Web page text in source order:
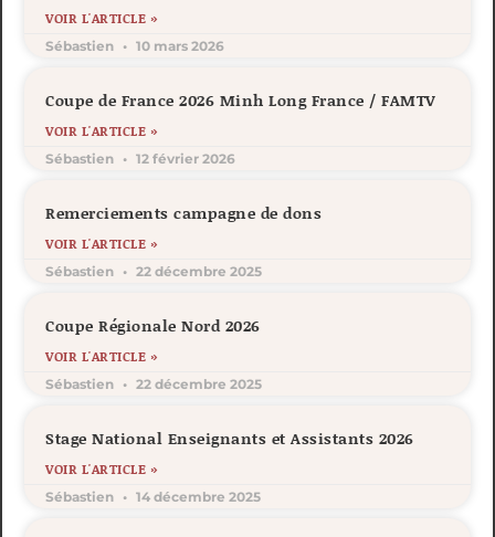
VOIR L'ARTICLE »
Sébastien 10 mars 2026
Coupe de France 2026 Minh Long France / FAMTV
VOIR L'ARTICLE »
Sébastien 12 février 2026
Remerciements campagne de dons
VOIR L'ARTICLE »
Sébastien 22 décembre 2025
Coupe Régionale Nord 2026
VOIR L'ARTICLE »
Sébastien 22 décembre 2025
Stage National Enseignants et Assistants 2026
VOIR L'ARTICLE »
Sébastien 14 décembre 2025